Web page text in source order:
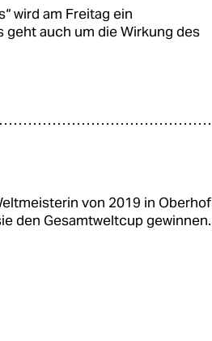
wird am Freitag ein
auch um die Wirkung des
von 2019 in Oberhof
den Gesamtweltcup gewinnen.